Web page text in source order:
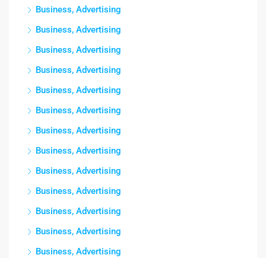
Business, Advertising
Business, Advertising
Business, Advertising
Business, Advertising
Business, Advertising
Business, Advertising
Business, Advertising
Business, Advertising
Business, Advertising
Business, Advertising
Business, Advertising
Business, Advertising
Business, Advertising